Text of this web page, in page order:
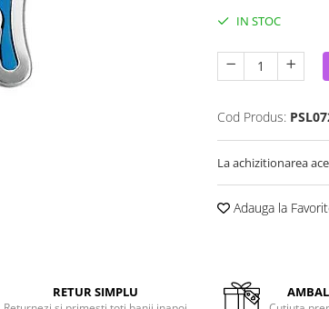
IN STOC
Cod Produs:
La achizitionarea
Adauga la
RETUR SIMPLU